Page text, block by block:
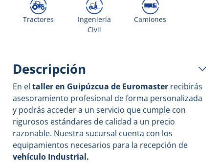
Tractores
Ingeniería
Civil
Camiones
Descripción
En el talleren Guipúzcua de Euromaster recibirás
asesoramiento profesional de forma personalizada
y podrás acceder a un servicio que cumple con
rigurosos estándares de calidad a un precio
razonable. Nuestra sucursal cuenta con los
equipamientos necesarios para la recepción de
vehículo Industrial.